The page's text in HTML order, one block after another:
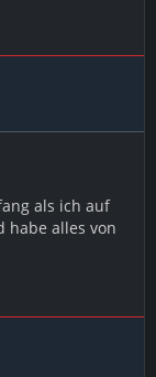
als ich auf
habe alles von